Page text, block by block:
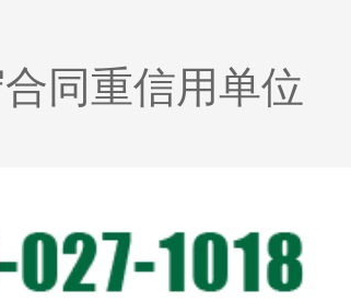
同重信用单位